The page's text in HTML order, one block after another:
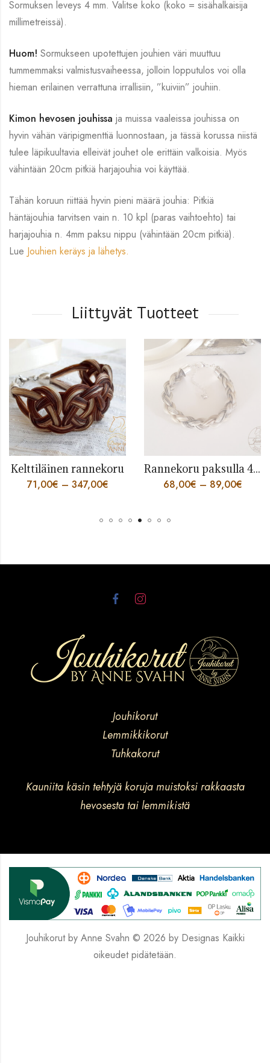
Sormuksen leveys 4 mm. Valitse koko (koko = sisähalkaisija
millimetreissä).
Huom! Sormukseen upotettujen jouhien väri muuttuu
tummemmaksi valmistusvaiheessa, jolloin lopputulos voi olla
hieman erilainen verrattuna irrallisiin, ”kuiviin” jouhiin.
Kimon hevosen jouhissa ja muissa vaaleissa jouhissa on
hyvin vähän väripigmenttiä luonnostaan, ja tässä korussa niistä
tulee läpikuultavia elleivät jouhet ole erittäin valkoisia. Myös
vähintään 20cm pitkiä harjajouhia voi käyttää.
Tähän koruun riittää hyvin pieni määrä jouhia: Pitkiä
häntäjouhia tarvitsen vain n. 10 kpl (paras vaihtoehto) tai
harjajouhia n. 4mm paksu nippu (vähintään 20cm pitkiä).
Lue Jouhien keräys ja lähetys.
Liittyvät Tuotteet
Kelttiläinen rannekoru
71,00€ – 347,00€
Rannekoru paksulla 4 säikeen punoksella
68,00€ – 89,00€
Jouhikorut
Lemmikkikorut
Tuhkakorut
Kauniita käsin tehtyjä koruja muistoksi rakkaasta
hevosesta tai lemmikistä
Jouhikorut by Anne Svahn © 2026 by Designas Kaikki
oikeudet pidätetään.